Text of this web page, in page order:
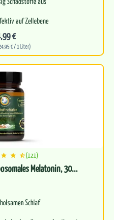
auf Zellebene
Zellstoffwechsel an
€
€ / 1 Liter)
(121)
Melatonin, 30...
Schlaf